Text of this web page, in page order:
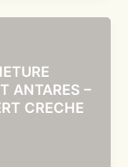
ANTARES –
CRECHE